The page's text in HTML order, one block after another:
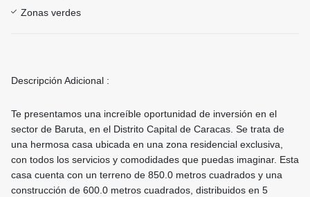
Zonas verdes
Descripción Adicional :
Te presentamos una increíble oportunidad de inversión en el
sector de Baruta, en el Distrito Capital de Caracas. Se trata de
una hermosa casa ubicada en una zona residencial exclusiva,
con todos los servicios y comodidades que puedas imaginar. Esta
casa cuenta con un terreno de 850.0 metros cuadrados y una
construcción de 600.0 metros cuadrados, distribuidos en 5